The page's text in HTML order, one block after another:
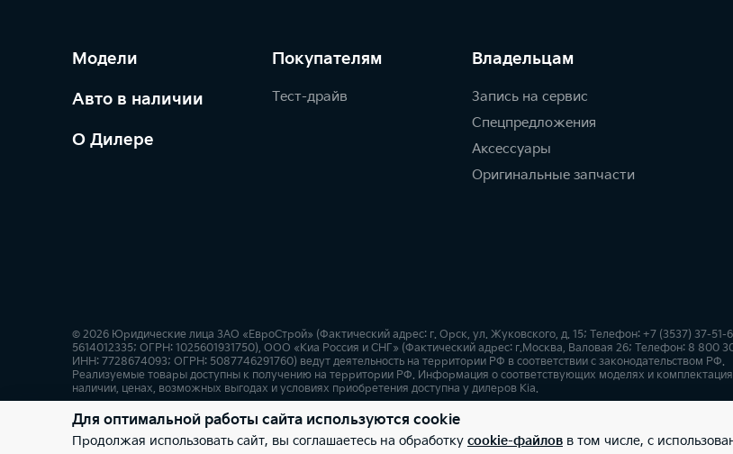
Модели
Авто в наличии
О Дилере
Покупателям
Тест-драйв
Владельцам
Запись на сервис
Спецпредложения
Аксессуары
Оригинальные запчасти
© 2026 Юридические лица ЗАО «ЕвроСтрой» (Фактический адрес: г. Орск, ул. Жуковского, д. 15; Телефон: +7 (3537) 37-51-
5614012335; ОГРН: 1025601931750), ООО «Киа Россия и СНГ» (Фактический адрес: г.Москва, Валовая 26; Телефон: 8 800
ИНН: 7728674093; ОГРН: 5087746291760) ведут деятельность на территории РФ в соответствии с законодательством РФ.
Реализуемые товары доступны к получению на территории РФ. Информация о соответствующих моделях и
наличии, ценах, возможных выгодах и условиях приобретения доступна у дилеров Kia.
Правовая информация Обработка персональных данных Карта сайта
Для оптимальной работы сайта используются cookie
Продолжая использовать сайт, вы соглашаетесь на обработку cookie-файлов в том числе, с